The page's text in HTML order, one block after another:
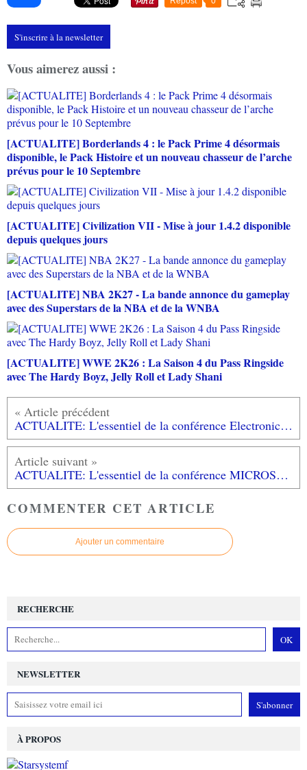
S'inscrire à la newsletter
Vous aimerez aussi :
[ACTUALITE] Borderlands 4 : le Pack Prime 4 désormais
disponible, le Pack Histoire et un nouveau chasseur de l’arche
prévus pour le 10 Septembre
[ACTUALITE] Civilization VII - Mise à jour 1.4.2 disponible
depuis quelques jours
[ACTUALITE] NBA 2K27 - La bande annonce du gameplay
avec des Superstars de la NBA et de la WNBA
[ACTUALITE] WWE 2K26 : La Saison 4 du Pass Ringside
avec The Hardy Boyz, Jelly Roll et Lady Shani
ACTUALITE: L'essentiel de la conférence Electronics Arts E3 2016 #EAPLAY
ACTUALITE: L'essentiel de la conférence MICROSOFT #XBOXE3 #E32016
COMMENTER CET ARTICLE
Ajouter un commentaire
NEWSLETTER
RECHERCHE
À PROPOS